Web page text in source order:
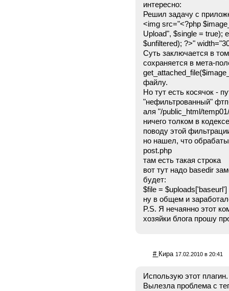
интересно:
Решил задачу с
<img src="<?php
Upload", $single = true);
$unfiltered); ?>"
Суть заключается в
сохраняется в мета-
файлу.
Но тут есть косячок -
"нефильтрованный"
аля "/public_html/
ничего толком в
поводу этой
но нашел, что
post.php
там есть такая
вот тут надо basedir
будет:
$file = $uploads['baseurl']
ну в общем и
P.S. Я нечаянно этот
хозяйки блога прошу
# Кира 17.02.2010 в 20:41
Использую этот
Вылезла проблема с